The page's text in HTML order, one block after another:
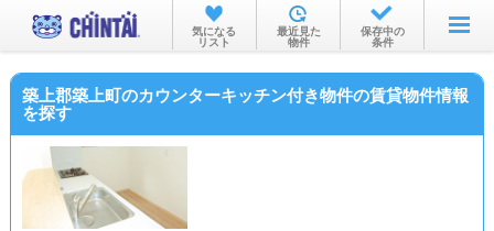
お部屋を探す
沿線・駅から
気になる
リスト
最近見た
物件
保存中の
条件
築上郡築上町のカウンターキッチン付き物件の賃貸物件情報
を探す